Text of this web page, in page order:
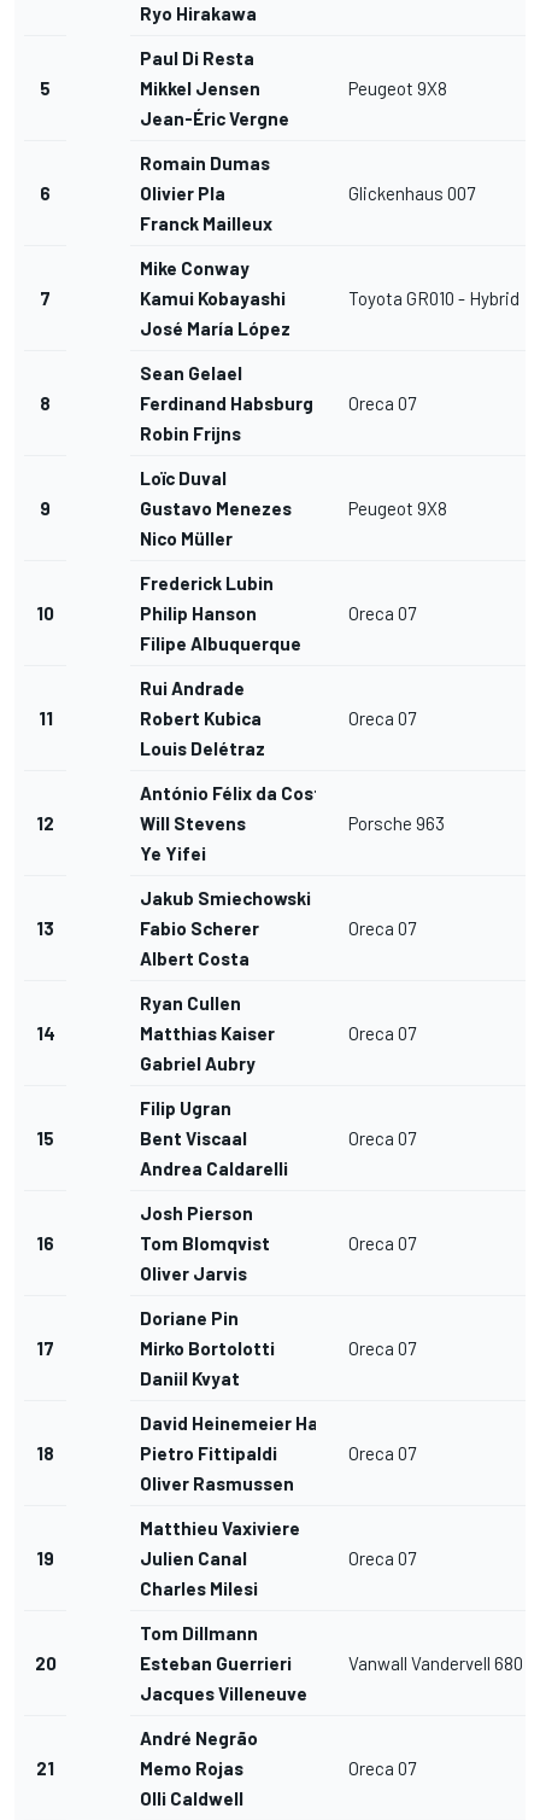
Ryo Hirakawa
5
Paul Di Resta
Mikkel Jensen
Jean-Éric Vergne
Peugeot 9X8
6
Romain Dumas
Olivier Pla
Franck Mailleux
Glickenhaus 007
7
Mike Conway
Kamui Kobayashi
José María López
Toyota GR010 - Hybrid
8
Sean Gelael
Ferdinand Habsburg
Robin Frijns
Oreca 07
9
Loïc Duval
Gustavo Menezes
Nico Müller
Peugeot 9X8
10
Frederick Lubin
Philip Hanson
Filipe Albuquerque
Oreca 07
11
Rui Andrade
Robert Kubica
Louis Delétraz
Oreca 07
12
António Félix da Costa
Will Stevens
Ye Yifei
Porsche 963
13
Jakub Smiechowski
Fabio Scherer
Albert Costa
Oreca 07
14
Ryan Cullen
Matthias Kaiser
Gabriel Aubry
Oreca 07
15
Filip Ugran
Bent Viscaal
Andrea Caldarelli
Oreca 07
16
Josh Pierson
Tom Blomqvist
Oliver Jarvis
Oreca 07
17
Doriane Pin
Mirko Bortolotti
Daniil Kvyat
Oreca 07
18
David Heinemeier Hansson
Pietro Fittipaldi
Oliver Rasmussen
Oreca 07
19
Matthieu Vaxiviere
Julien Canal
Charles Milesi
Oreca 07
20
Tom Dillmann
Esteban Guerrieri
Jacques Villeneuve
Vanwall Vandervell 680
21
André Negrão
Memo Rojas
Olli Caldwell
Oreca 07